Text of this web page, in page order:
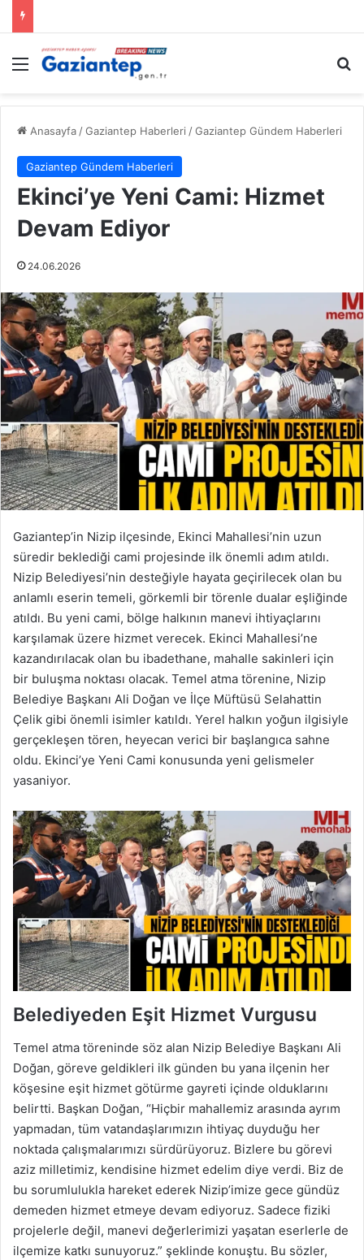
Menü
Anasayfa /Gaziantep Haberleri /Gaziantep Gündem Haberleri
Gaziantep Gündem Haberleri
Ekinci’ye Yeni Cami: Hizmet
Devam Ediyor
24.06.2026
Gaziantep’in Nizip ilçesinde, Ekinci Mahallesi’nin uzun
süredir beklediği cami projesinde ilk önemli adım atıldı.
Nizip Belediyesi’nin desteğiyle hayata geçirilecek olan bu
anlamlı eserin temeli, görkemli bir törenle dualar eşliğinde
atıldı. Bu yeni cami, bölge halkının manevi ihtiyaçlarını
karşılamak üzere hizmet verecek. Ekinci Mahallesi’ne
kazandırılacak olan bu ibadethane, mahalle sakinleri için
bir buluşma noktası olacak. Temel atma törenine, Nizip
Belediye Başkanı Ali Doğan ve İlçe Müftüsü Selahattin
Çelik gibi önemli isimler katıldı. Yerel halkın yoğun ilgisiyle
gerçekleşen tören, heyecan verici bir başlangıca sahne
oldu. Ekinci’ye Yeni Cami konusunda yeni gelismeler
yasaniyor.
Belediyeden Eşit Hizmet Vurgusu
Temel atma töreninde söz alan Nizip Belediye Başkanı Ali
Doğan, göreve geldikleri ilk günden bu yana ilçenin her
köşesine eşit hizmet götürme gayreti içinde olduklarını
belirtti. Başkan Doğan, “Hiçbir mahallemiz arasında ayrım
yapmadan, tüm vatandaşlarımızın ihtiyaç duyduğu her
noktada çalışmalarımızı sürdürüyoruz. Bizlere bu görevi
aziz milletimiz, kendisine hizmet edelim diye verdi. Biz de
bu sorumlulukla hareket ederek Nizip’imize gece gündüz
demeden hizmet etmeye devam ediyoruz. Sadece fiziki
projelerle değil, manevi değerlerimizi yaşatan eserlerle de
ilçemize katkı sunuyoruz.” şeklinde konuştu. Bu sözler,